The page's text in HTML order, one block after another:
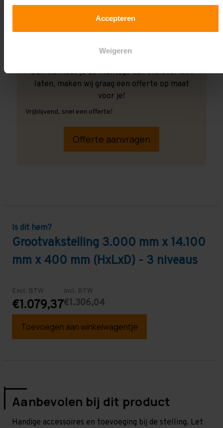
Accepteren
Weigeren
Ook wanneer je de montage aan ons over wilt
laten, maken wij graag een offerte op maat
voor je!
Vrijblijvend, snel een offerte!
Offerte aanvragen
Is dit hem?
Grootvakstelling 3.000 mm x 14.100
mm x 400 mm (HxLxD) - 3 niveaus
Excl. BTW
€1.079,37
Incl. BTW
€1.306,04
Toevoegen aan winkelwagentje
Aanbevolen bij dit product
Handige accessoires en toevoeging bij de stelling. Let